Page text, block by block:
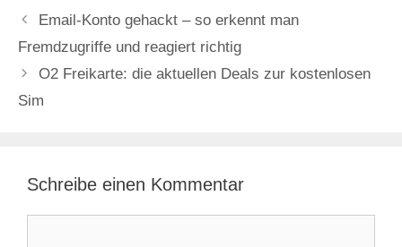
Email-Konto gehackt – so erkennt man
Fremdzugriffe und reagiert richtig
O2 Freikarte: die aktuellen Deals zur kostenlosen
Sim
Schreibe einen Kommentar